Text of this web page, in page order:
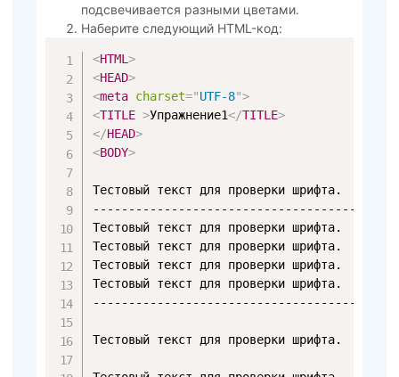
подсвечивается разными цветами.
Наберите следующий HTML-код:
<HTML>
<HEAD>
<meta charset="UTF-8">
<TITLE >Упражнение1</TITLE>
</HEAD>
<BODY>
Тестовый текст для проверки шрифта.
Тестовый текст для проверки шрифта.
Тестовый текст для проверки шрифта.
Тестовый текст для проверки шрифта.
Тестовый текст для проверки шрифта.
Тестовый текст для проверки шрифта.